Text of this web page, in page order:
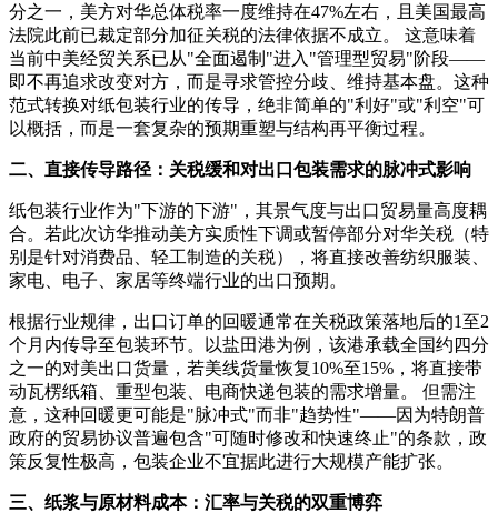
分之一，美方对华总体税率一度维持在47%左右，且美国最高
法院此前已裁定部分加征关税的法律依据不成立。 这意味着
当前中美经贸关系已从"全面遏制"进入"管理型贸易"阶段——
即不再追求改变对方，而是寻求管控分歧、维持基本盘。这种
范式转换对纸包装行业的传导，绝非简单的"利好"或"利空"可
以概括，而是一套复杂的预期重塑与结构再平衡过程。
二、直接传导路径：关税缓和对出口包装需求的脉冲式影响
纸包装行业作为"下游的下游"，其景气度与出口贸易量高度耦
合。若此次访华推动美方实质性下调或暂停部分对华关税（特
别是针对消费品、轻工制造的关税），将直接改善纺织服装、
家电、电子、家居等终端行业的出口预期。
根据行业规律，出口订单的回暖通常在关税政策落地后的1至2
个月内传导至包装环节。以盐田港为例，该港承载全国约四分
之一的对美出口货量，若美线货量恢复10%至15%，将直接带
动瓦楞纸箱、重型包装、电商快递包装的需求增量。 但需注
意，这种回暖更可能是"脉冲式"而非"趋势性"——因为特朗普
政府的贸易协议普遍包含"可随时修改和快速终止"的条款，政
策反复性极高，包装企业不宜据此进行大规模产能扩张。
三、纸浆与原材料成本：汇率与关税的双重博弈